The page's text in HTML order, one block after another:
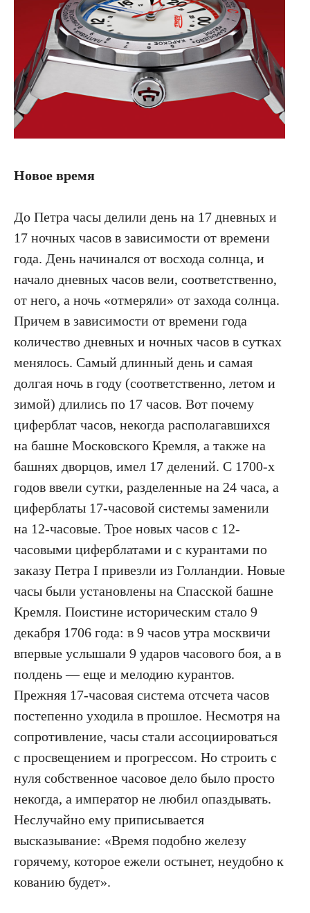
Новое время
До Петра часы делили день на 17 дневных и
17 ночных часов в зависимости от времени
года. День начинался от восхода солнца, и
начало дневных часов вели, соответственно,
от него, а ночь «отмеряли» от захода солнца.
Причем в зависимости от времени года
количество дневных и ночных часов в сутках
менялось. Самый длинный день и самая
долгая ночь в году (соответственно, летом и
зимой) длились по 17 часов. Вот почему
циферблат часов, некогда располагавшихся
на башне Московского Кремля, а также на
башнях дворцов, имел 17 делений. С 1700-х
годов ввели сутки, разделенные на 24 часа, а
циферблаты 17-часовой системы заменили
на 12-часовые. Трое новых часов с 12-
часовыми циферблатами и с курантами по
заказу Петра I привезли из Голландии. Новые
часы были установлены на Спасской башне
Кремля. Поистине историческим стало 9
декабря 1706 года: в 9 часов утра москвичи
впервые услышали 9 ударов часового боя, а в
полдень — еще и мелодию курантов.
Прежняя 17-часовая система отсчета часов
постепенно уходила в прошлое. Несмотря на
сопротивление, часы стали ассоциироваться
с просвещением и прогрессом. Но строить с
нуля собственное часовое дело было просто
некогда, а император не любил опаздывать.
Неслучайно ему приписывается
высказывание: «Время подобно железу
горячему, которое ежели остынет, неудобно к
кованию будет».
ПОДПИСКА НА НОВОСТИ О ЯХТАХ, КАТЕРАХ,